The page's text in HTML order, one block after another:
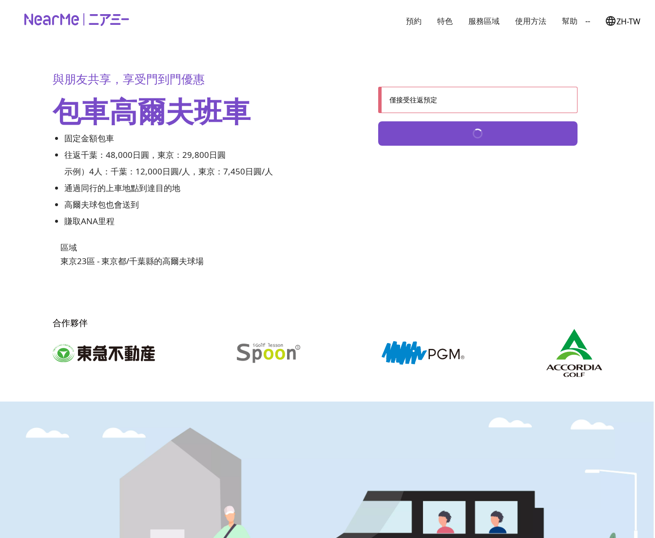
ZH-TW
預約 特色 服務區域 使用方法 幫助 --
與朋友共享，享受門到門優惠
包車高爾夫班車
固定金額包車
往返千葉：48,000日圓，東京：29,800日圓
示例）4人：千葉：12,000日圓/人，東京：7,450日圓/人
通過同行的上車地點到達目的地
高爾夫球包也會送到
賺取ANA里程
區域
東京23區 - 東京都/千葉縣的高爾夫球場
僅接受往返預定
合作夥伴